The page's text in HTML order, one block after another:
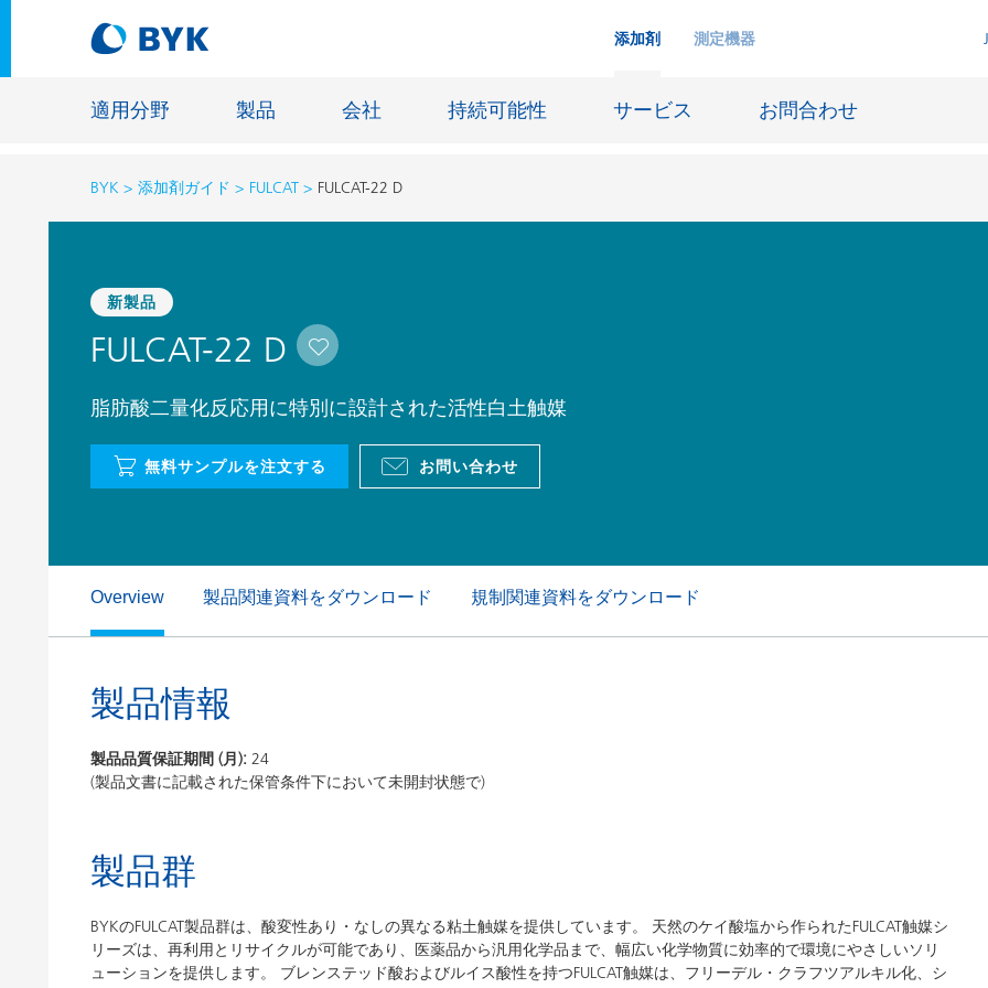
添加剤 測定機器
適用分野 製品 会社 持続可能性 サービス お問合わせ
適用分野別の推奨製品
接着剤およびシーリング材
建築塗料
自動車・車両用塗料
缶コーティング
床用塗料
一般工業用塗料
BYK 添加剤ガイド FULCAT FULCAT-22 D
新製品
FULCAT-22 D
脂肪酸二量化反応用に特別に設計された活性白土触媒
無料サンプルを注文する お問い合わせ
Overview 製品関連資料をダウンロード 規制関連資料をダウンロード
製品情報
製品品質保証期間 (月): 24
(製品文書に記載された保管条件下において未開封状態で)
製品群
BYKのFULCAT製品群は、酸変性あり・なしの異なる粘土触媒を提供しています。 天然のケイ酸塩から作られたFULCAT触媒シ
リーズは、再利用とリサイクルが可能であり、医薬品から汎用化学品まで、幅広い化学物質に効率的で環境にやさしいソリ
ューションを提供します。 ブレンステッド酸およびルイス酸性を持つFULCAT触媒は、フリーデル・クラフツアルキル化、シ